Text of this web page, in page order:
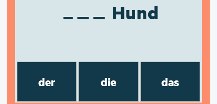
Hund
der die das